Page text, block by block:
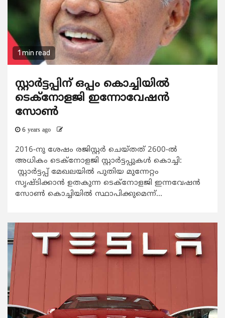
1 min read
സ്റ്റാര്‍ട്ടപ്പിന് ഒപ്പം കൊച്ചിയില്‍
ടെക്‌നോളജി ഇന്നോവേഷന്‍
സോണ്‍
6 years ago
2016-നു ശേഷം രജിസ്റ്റര്‍ ചെയ്തത് 2600-ല്‍
അധികം ടെക്‌നോളജി സ്റ്റാര്‍ട്ടപ്പുകള്‍ കൊച്ചി:
സ്റ്റാര്‍ട്ടപ്പ് മേഖലയില്‍ പുതിയ മുന്നേറ്റം
സൃഷ്ടിക്കാന്‍ ഉതകുന്ന ടെക്‌നോളജി ഇന്നവേഷന്‍
സോണ്‍ കൊച്ചിയില്‍ സ്ഥാപിക്കുമെന്ന്...